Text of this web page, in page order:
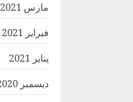
مارس 2021
فبراير 2021
يناير 2021
ديسمبر 2020